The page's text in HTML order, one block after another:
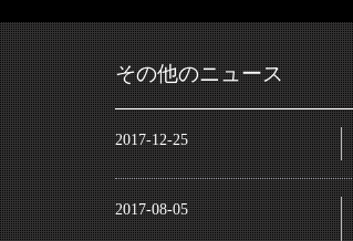
その他のニュース
2017-12-25
2017-08-05